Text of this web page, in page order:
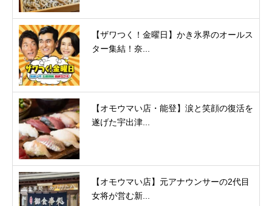
【ザワつく！金曜日】かき氷界のオールス
ター集結！奈...
【オモウマい店・能登】涙と笑顔の復活を
遂げた宇出津...
【オモウマい店】元アナウンサーの2代目
女将が営む新...